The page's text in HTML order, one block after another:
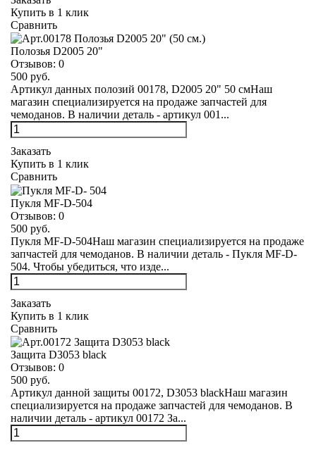
Купить в 1 клик
Сравнить
Полозья D2005 20"
Отзывов: 0
500 руб.
Артикул данных полозий 00178, D2005 20" 50 смНаш
магазин специализируется на продаже запчастей для
чемоданов. В наличии деталь - артикул 001...
Заказать
Купить в 1 клик
Сравнить
Пукля MF-D-504
Отзывов: 0
500 руб.
Пукля MF-D-504Наш магазин специализируется на продаже
запчастей для чемоданов. В наличии деталь - Пукля MF-D-
504. Чтобы убедиться, что изде...
Заказать
Купить в 1 клик
Сравнить
Защита D3053 black
Отзывов: 0
500 руб.
Артикул данной защиты 00172, D3053 blackНаш магазин
специализируется на продаже запчастей для чемоданов. В
наличии деталь - артикул 00172 За...